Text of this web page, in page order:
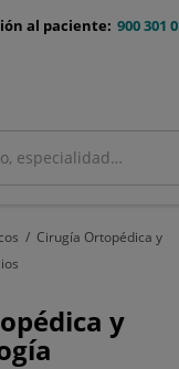
900 301
al paciente:
Cirugía Ortopédica y
y